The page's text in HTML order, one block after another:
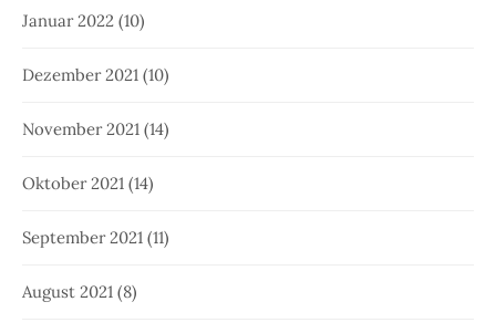
Januar 2022 (10)
Dezember 2021 (10)
November 2021 (14)
Oktober 2021 (14)
September 2021 (11)
August 2021 (8)